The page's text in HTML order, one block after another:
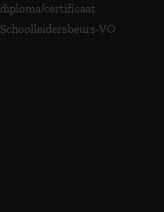
diploma/certificaat
Schoolleidersbeurs-VO